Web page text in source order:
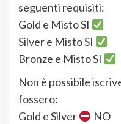
seguenti requisiti:
Gold e Misto SI
Silver e Misto SI
Bronze e Misto SI
Non è possibile
fossero:
Gold e Silver
NO